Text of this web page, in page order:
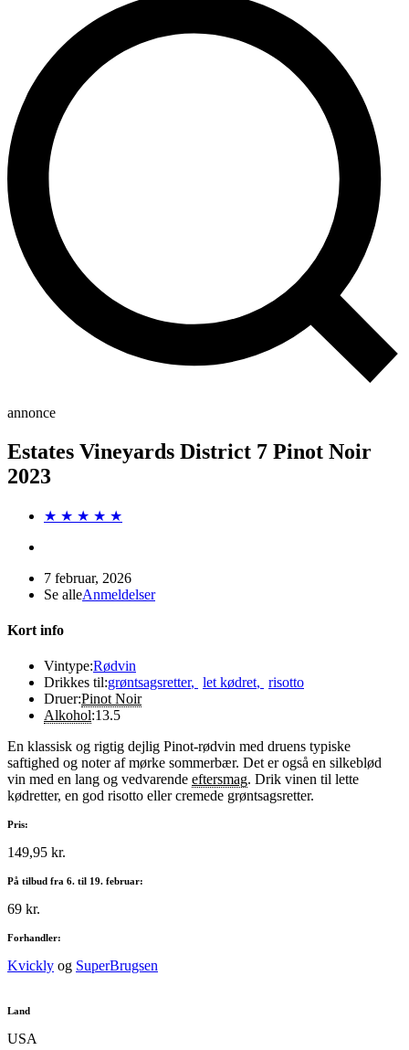
annonce
Estates Vineyards District 7 Pinot Noir
2023
★ ★ ★ ★ ★
7 februar, 2026
Se alleAnmeldelser
Kort info
Vintype:Rødvin
Drikkes til:grøntsagsretter, let kødret, risotto
Druer:Pinot Noir
Alkohol:13.5
En klassisk og rigtig dejlig Pinot-rødvin med druens typiske
saftighed og noter af mørke sommerbær. Det er også en silkeblød
vin med en lang og vedvarende eftersmag. Drik vinen til lette
kødretter, en god risotto eller cremede grøntsagsretter.
Pris:
149,95 kr.
På tilbud fra 6. til 19. februar:
69 kr.
Forhandler:
Kvickly og SuperBrugsen
Land
USA